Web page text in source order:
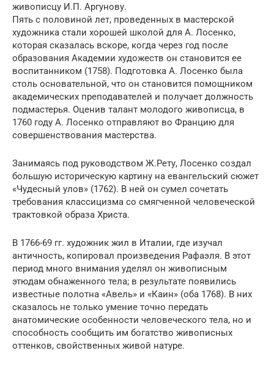
живописцу И.П. Аргунову.
Пять с половиной лет, проведенных в мастерской
художника стали хорошей школой для А. Лосенко,
которая сказалась вскоре, когда через год после
образования Академии художеств он становится ее
воспитанником (1758). Подготовка А. Лосенко была
столь основательной, что он становится помощником
академических преподавателей и получает должность
подмастерья. Оценив талант молодого живописца, в
1760 году А. Лосенко отправляют во Францию для
совершенствования мастерства.
Занимаясь под руководством Ж.Рету, Лосенко создал
большую историческую картину на евангельский сюжет
«Чудесный улов» (1762). В ней он сумел сочетать
требования классицизма со смягченной человеческой
трактовкой образа Христа.
В 1766-69 гг. художник жил в Италии, где изучал
античность, копировал произведения Рафаэля. В этот
период много внимания уделял он живописным
этюдам обнаженного тела; в результате появились
известные полотна «Авель» и «Каин» (оба 1768). В них
сказалось не только умение точно передать
анатомические особенности человеческого тела, но и
способность сообщить им богатство живописных
оттенков, свойственных живой натуре.